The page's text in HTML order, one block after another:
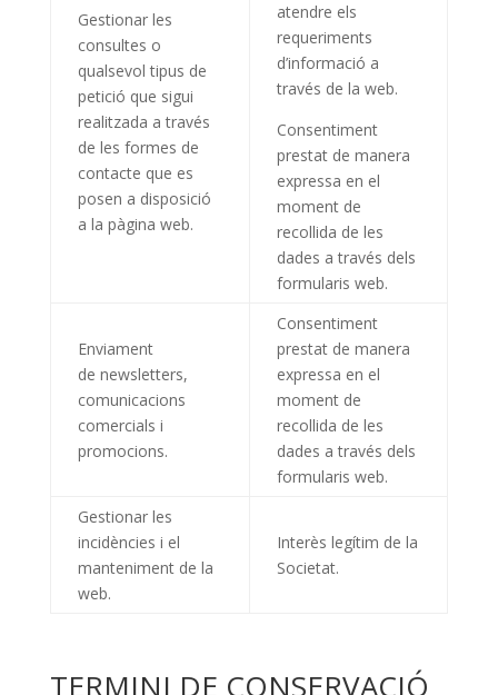
Gestionar les
consultes o
qualsevol tipus de
petició que sigui
realitzada a través
de les formes de
contacte que es
posen a disposició
a la pàgina web.
atendre els
requeriments
d’informació a
través de la web.
Consentiment
prestat de manera
expressa en el
moment de
recollida de les
dades a través dels
formularis web.
Enviament
de newsletters,
comunicacions
comercials i
promocions.
Consentiment
prestat de manera
expressa en el
moment de
recollida de les
dades a través dels
formularis web.
Gestionar les
incidències i el
manteniment de la
web.
Interès legítim de la
Societat.
TERMINI DE CONSERVACIÓ